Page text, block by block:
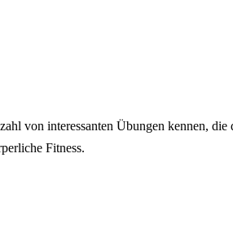
zahl von interessanten Übungen kennen, die
perliche Fitness.